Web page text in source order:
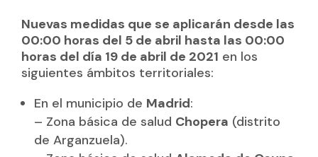
Nuevas medidas que se aplicarán desde las
00:00 horas del 5 de abril hasta las 00:00
horas del día 19 de abril de 2021 en los
siguientes ámbitos territoriales:
En el municipio de Madrid:
– Zona básica de salud Chopera (distrito
de Arganzuela).